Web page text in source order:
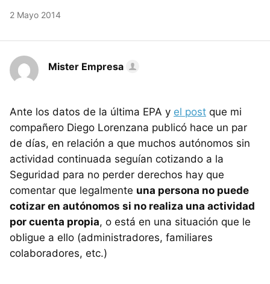
2 Mayo 2014
Mister Empresa
Ante los datos de la última EPA y el post que mi
compañero Diego Lorenzana publicó hace un par
de días, en relación a que muchos autónomos sin
actividad continuada seguían cotizando a la
Seguridad para no perder derechos hay que
comentar que legalmente una persona no puede
cotizar en autónomos si no realiza una actividad
por cuenta propia, o está en una situación que le
obligue a ello (administradores, familiares
colaboradores, etc.)